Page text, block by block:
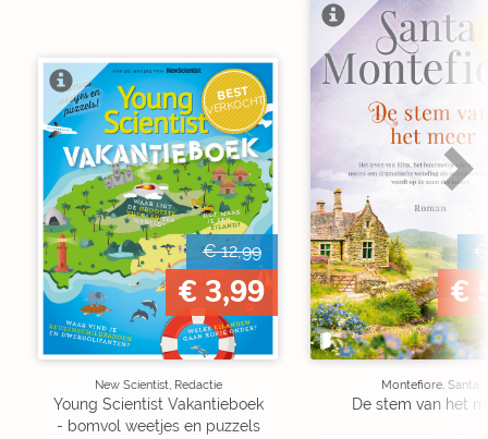
BEST
VERKOCHT
€ 12,99
€ 3,99
New Scientist, Redactie
Young Scientist Vakantieboek
- bomvol weetjes en puzzels
€
€
Montefiore, Santa
De stem van het